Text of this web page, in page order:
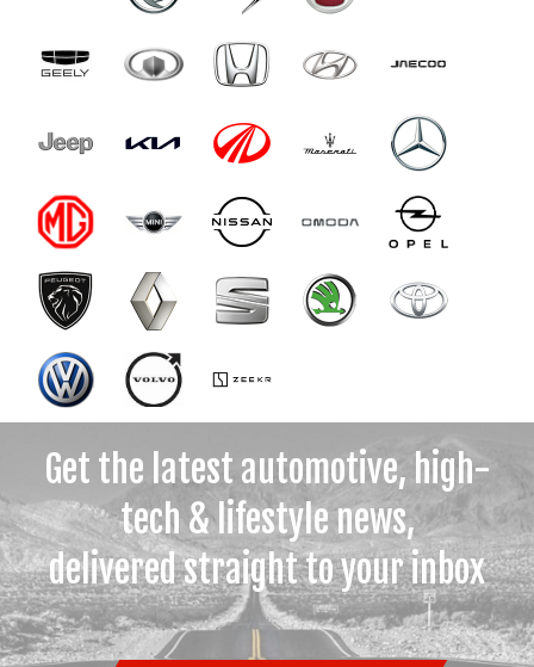
Get the latest automotive, high-
tech & lifestyle news,
delivered straight to your inbox